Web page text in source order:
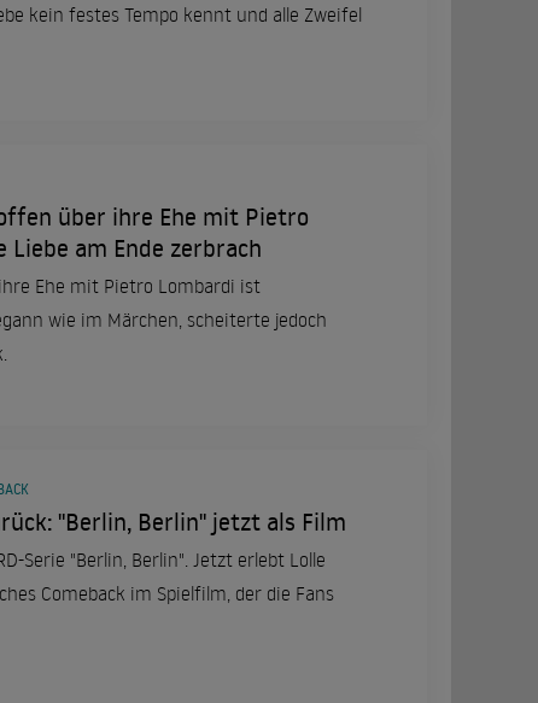
kein festes Tempo kennt und alle Zweifel
über ihre Ehe mit Pietro
Liebe am Ende zerbrach
Ehe mit Pietro Lombardi ist
wie im Märchen, scheiterte jedoch
"Berlin, Berlin" jetzt als Film
Serie "Berlin, Berlin". Jetzt erlebt Lolle
Comeback im Spielfilm, der die Fans